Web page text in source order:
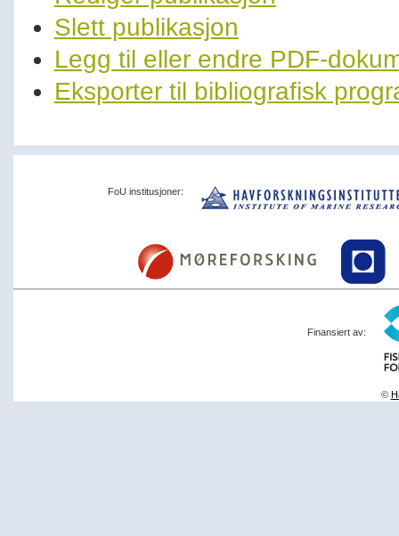
Slett publikasjon
Legg til eller endre PDF-
Eksporter til bibliografisk
FoU institusjoner:
Finansiert av:
©